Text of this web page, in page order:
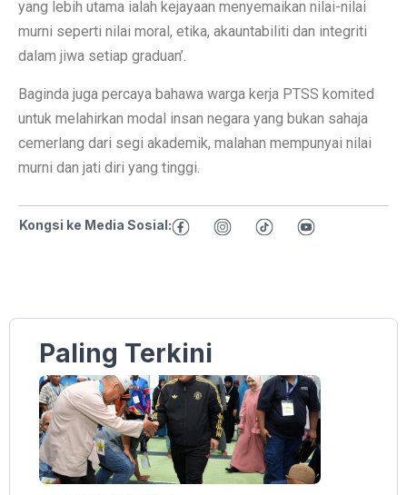
yang lebih utama ialah kejayaan menyemaikan nilai-nilai
murni seperti nilai moral, etika, akauntabiliti dan integriti
dalam jiwa setiap graduan’.
Baginda juga percaya bahawa warga kerja PTSS komited
untuk melahirkan modal insan negara yang bukan sahaja
cemerlang dari segi akademik, malahan mempunyai nilai
murni dan jati diri yang tinggi.
Kongsi ke Media Sosial:
Paling Terkini